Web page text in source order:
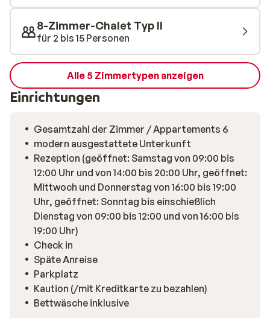
8-Zimmer-Chalet Typ II
für 2 bis 15 Personen
Alle 5 Zimmertypen anzeigen
Einrichtungen
Gesamtzahl der Zimmer / Appartements 6
modern ausgestattete Unterkunft
Rezeption (geöffnet: Samstag von 09:00 bis
12:00 Uhr und von 14:00 bis 20:00 Uhr, geöffnet:
Mittwoch und Donnerstag von 16:00 bis 19:00
Uhr, geöffnet: Sonntag bis einschießlich
Dienstag von 09:00 bis 12:00 und von 16:00 bis
19:00 Uhr)
Check in
Späte Anreise
Parkplatz
Kaution (/mit Kreditkarte zu bezahlen)
Bettwäsche inklusive